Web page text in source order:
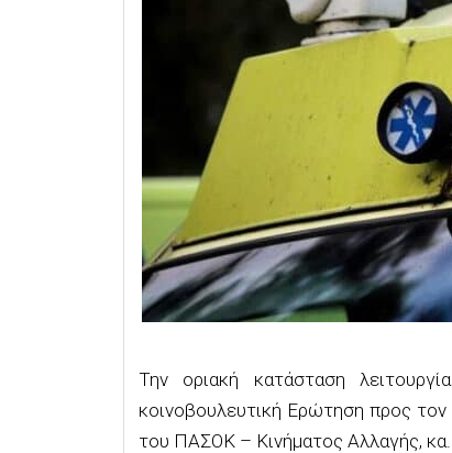
Την οριακή κατάσταση
κοινοβουλευτική Ερώτηση προς
του ΠΑΣΟΚ – Κινήματος Αλλαγής, κα.